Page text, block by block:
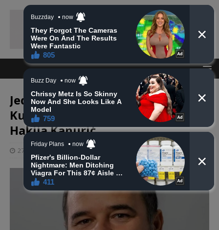
Jedan od uhapšenih je i hafiz
Kur’ana iz Bosanske Krupe, dr.
Hakija Kanurić
27 listopada, 2024 haberhana